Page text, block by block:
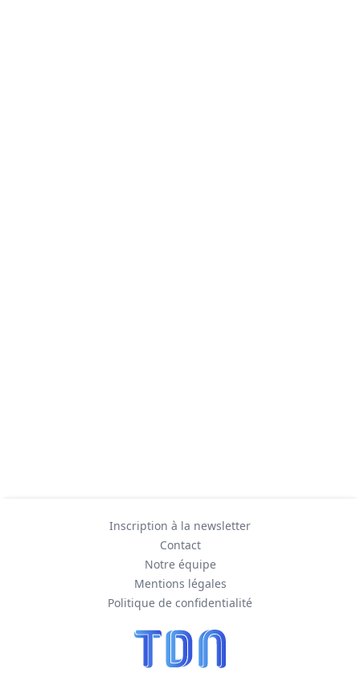
Inscription à la newsletter
Contact
Notre équipe
Mentions légales
Politique de confidentialité